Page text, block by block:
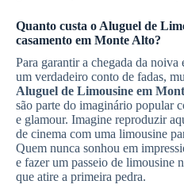
Quanto custa o Aluguel de
casamento em Monte Alto?
Para garantir a chegada da
um verdadeiro conto de fadas,
Aluguel de Limousine em
são parte do imaginário popular
e glamour. Imagine reproduzir
de cinema com uma limousine
Quem nunca sonhou em
e fazer um passeio de limousine
que atire a primeira pedra.